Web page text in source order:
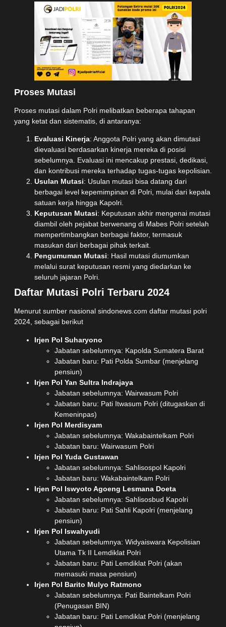
Proses Mutasi
Proses mutasi dalam Polri melibatkan beberapa tahapan
yang ketat dan sistematis, di antaranya:
Evaluasi Kinerja: Anggota Polri yang akan dimutasi
dievaluasi berdasarkan kinerja mereka di posisi
sebelumnya. Evaluasi ini mencakup prestasi, dedikasi,
dan kontribusi mereka terhadap tugas-tugas kepolisian.
Usulan Mutasi: Usulan mutasi bisa datang dari
berbagai level kepemimpinan di Polri, mulai dari kepala
satuan kerja hingga Kapolri.
Keputusan Mutasi: Keputusan akhir mengenai mutasi
diambil oleh pejabat berwenang di Mabes Polri setelah
mempertimbangkan berbagai faktor, termasuk
masukan dari berbagai pihak terkait.
Pengumuman Mutasi: Hasil mutasi diumumkan
melalui surat keputusan resmi yang diedarkan ke
seluruh jajaran Polri.
Daftar Mutasi Polri Terbaru 2024
Menurut sumber nasional sindonews.com daftar mutasi polri
2024, sebagai berikut
Irjen Pol Suharyono
Jabatan sebelumnya: Kapolda Sumatera Barat
Jabatan baru: Pati Polda Sumbar (menjelang
pensiun)
Irjen Pol Yan Sultra Indrajaya
Jabatan sebelumnya: Wairwasum Polri
Jabatan baru: Pati Itwasum Polri (ditugaskan di
Kemeninpas)
Irjen Pol Merdisyam
Jabatan sebelumnya: Wakabaintelkam Polri
Jabatan baru: Wairwasum Polri
Irjen Pol Yuda Gustawan
Jabatan sebelumnya: Sahlisospol Kapolri
Jabatan baru: Wakabaintelkam Polri
Irjen Pol Iswyoto Agoeng Lesmana Doeta
Jabatan sebelumnya: Sahlisosbud Kapolri
Jabatan baru: Pati Sahli Kapolri (menjelang
pensiun)
Irjen Pol Iswahyudi
Jabatan sebelumnya: Widyaiswara Kepolisian
Utama Tk II Lemdiklat Polri
Jabatan baru: Pati Lemdiklat Polri (akan
memasuki masa pensiun)
Irjen Pol Barito Mulyo Ratmono
Jabatan sebelumnya: Pati Baintelkam Polri
(Penugasan BIN)
Jabatan baru: Pati Lemdiklat Polri (menjelang